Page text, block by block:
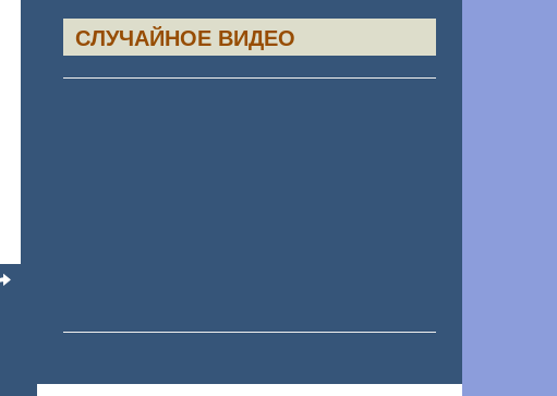
СЛУЧАЙНОЕ ВИДЕО